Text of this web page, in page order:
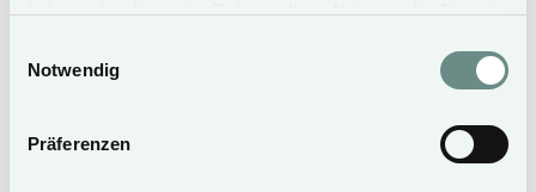
Notwendig
Präferenzen